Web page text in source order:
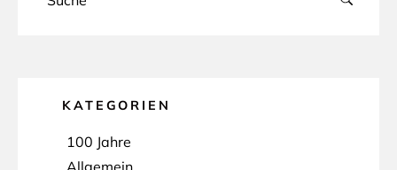
KATEGORIEN
100 Jahre
Allgemein